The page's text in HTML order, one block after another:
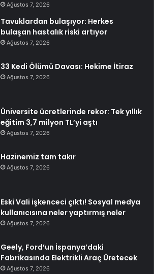
Ağustos 7, 2026
Tavuklardan bulaşıyor: Herkes
bulaşan hastalık riski artıyor
Ağustos 7, 2026
33 Kedi Ölümü Davası: Hekime İtiraz
Ağustos 7, 2026
Üniversite ücretlerinde rekor: Tek yıllık
eğitim 3,7 milyon TL’yi aştı
Ağustos 7, 2026
Hazinemiz tam takır
Ağustos 7, 2026
Eski Vali işkenceci çıktı! Sosyal medya
kullanıcısına neler yaptırmış neler
Ağustos 7, 2026
Geely, Ford’un İspanya’daki
Fabrikasında Elektrikli Araç Üretecek
Ağustos 7, 2026